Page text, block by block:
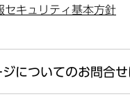
セキュリティ基本方針
ジについてのお問合せ